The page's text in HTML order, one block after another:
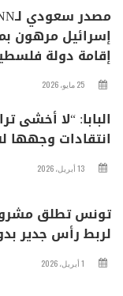
إسرائيل مرهون
إقامة دولة
25 مايو، 2026
البابا: “لا أخشى
انتقادات وجهها
13 أبريل، 2026
تونس تطلق مشروع
لربط رأس جدير
1 أبريل، 2026